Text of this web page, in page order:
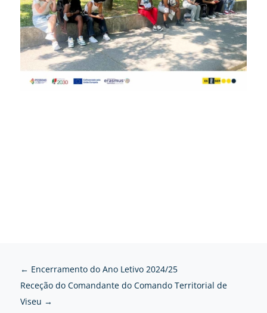
← Encerramento do Ano Letivo 2024/25
Receção do Comandante do Comando Territorial de
Viseu →